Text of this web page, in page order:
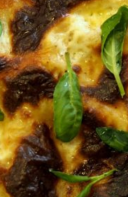
Munakkaat
Pastat
Pizzat
Risotot
Salaatit
Sienet